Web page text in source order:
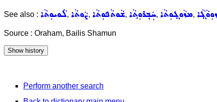
See also : ܠܵܘܝܘܼܬܵܐ, ܨܵܘܬܵܐ, ܫܵܘܬܵܦܘܼܬܵܐ, ܚܲܒ݂ܪܘܼܬ݂ܵܐ, ܡܙܵܘܓ݂ܘܼܬܵܐ, ܙܘܼܘܵܓ݂ܵܐ
Source : Oraham, Bailis Shamun
Perform another search